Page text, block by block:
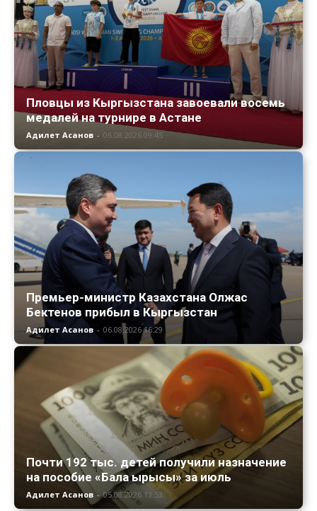
Пловцы из Кыргызстана завоевали восемь
медалей на турнире в Астане
Адилет Асанов - 06.08.2026 09:45
Премьер-министр Казахстана Олжас
Бектенов прибыл в Кыргызстан
Адилет Асанов - 06.08.2026 16:29
Почти 192 тыс. детей получили назначение
на пособие «Бала ырысы» за июль
Адилет Асанов - 05.08.2026 13:53